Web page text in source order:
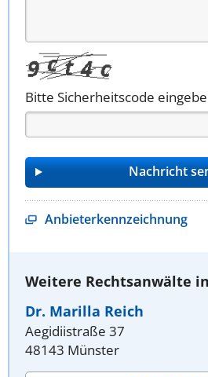
Bitte Sicherheitscode
Anbieterkennzeichnung
Weitere Rechtsanwälte
Dr. Marilla Reich
Aegidiistraße 37
48143 Münster